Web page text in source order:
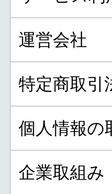
運営会社
特定商取引
個人情報の
企業取組み